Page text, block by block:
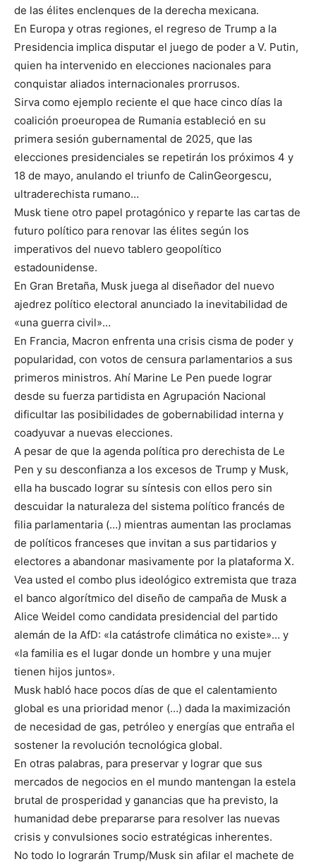
de las élites enclenques de la derecha mexicana.
En Europa y otras regiones, el regreso de Trump a la
Presidencia implica disputar el juego de poder a V. Putin,
quien ha intervenido en elecciones nacionales para
conquistar aliados internacionales prorrusos.
Sirva como ejemplo reciente el que hace cinco días la
coalición proeuropea de Rumania estableció en su
primera sesión gubernamental de 2025, que las
elecciones presidenciales se repetirán los próximos 4 y
18 de mayo, anulando el triunfo de CalinGeorgescu,
ultraderechista rumano…
Musk tiene otro papel protagónico y reparte las cartas de
futuro político para renovar las élites según los
imperativos del nuevo tablero geopolítico
estadounidense.
En Gran Bretaña, Musk juega al diseñador del nuevo
ajedrez político electoral anunciado la inevitabilidad de
«una guerra civil»…
En Francia, Macron enfrenta una crisis cisma de poder y
popularidad, con votos de censura parlamentarios a sus
primeros ministros. Ahí Marine Le Pen puede lograr
desde su fuerza partidista en Agrupación Nacional
dificultar las posibilidades de gobernabilidad interna y
coadyuvar a nuevas elecciones.
A pesar de que la agenda política pro derechista de Le
Pen y su desconfianza a los excesos de Trump y Musk,
ella ha buscado lograr su síntesis con ellos pero sin
descuidar la naturaleza del sistema político francés de
filia parlamentaria (…) mientras aumentan las proclamas
de políticos franceses que invitan a sus partidarios y
electores a abandonar masivamente por la plataforma X.
Vea usted el combo plus ideológico extremista que traza
el banco algorítmico del diseño de campaña de Musk a
Alice Weidel como candidata presidencial del partido
alemán de la AfD: «la catástrofe climática no existe»… y
«la familia es el lugar donde un hombre y una mujer
tienen hijos juntos».
Musk habló hace pocos días de que el calentamiento
global es una prioridad menor (…) dada la maximización
de necesidad de gas, petróleo y energías que entraña el
sostener la revolución tecnológica global.
En otras palabras, para preservar y lograr que sus
mercados de negocios en el mundo mantengan la estela
brutal de prosperidad y ganancias que ha previsto, la
humanidad debe prepararse para resolver las nuevas
crisis y convulsiones socio estratégicas inherentes.
No todo lo lograrán Trump/Musk sin afilar el machete de